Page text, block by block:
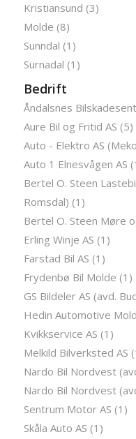
Kristiansund (3)
Molde (8)
Sunndal (1)
Surnadal (1)
Bedrift
Åndalsnes
Aure Bil og Fritid AS (5)
Auto - Elektro AS
Auto 1 Elnesvågen AS
Bertel O. Steen
Romsdal) (1)
Bertel O. Steen Møre
Erling Winje AS (1)
Farstad Bil AS (1)
Frydenbø Bil Molde (1)
GS Bildeler AS (avd.
Hedin Automotive
Kvikkservice AS (1)
Melkild Bilverksted AS
Nardo Bil Nordvest
Nardo Bil Nordvest
Sentrum Motor AS (1)
Skåla Auto AS (1)